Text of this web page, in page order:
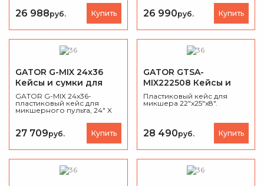
26 988руб. Купить 26 990руб. Купить
GATOR G-MIX 24x36
Кейсы и сумки для
микшера
GATOR G-MIX 24x36-
пластиковый кейс для
микшерного пульта, 24" X
27 709руб. Купить
GATOR GTSA-
MIX222508 Кейсы и
сумки для микшера
Пластиковый кейс для
микшера 22"x25"x8".
28 490руб. Купить